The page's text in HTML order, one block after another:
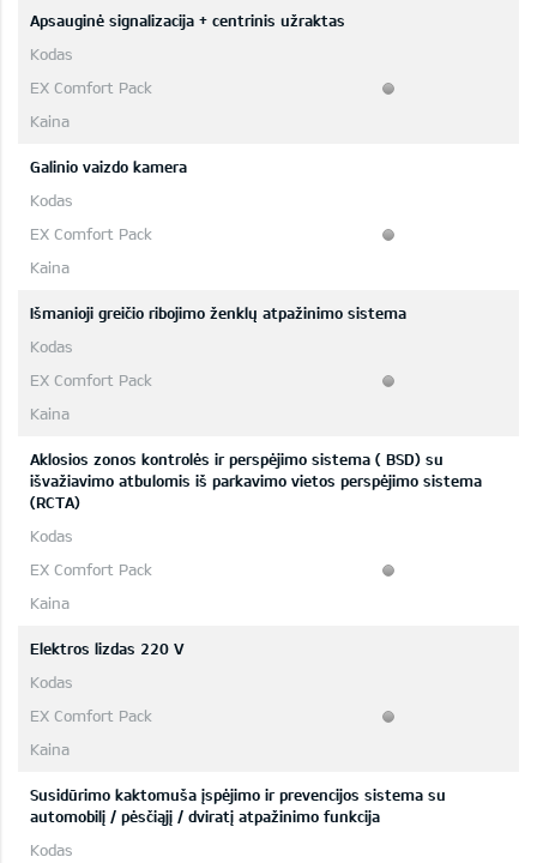
Apsauginė signalizacija + centrinis užraktas
Galinio vaizdo kamera
Išmanioji greičio ribojimo ženklų atpažinimo sistema
Aklosios zonos kontrolės ir perspėjimo sistema ( BSD) su
išvažiavimo atbulomis iš parkavimo vietos perspėjimo sistema
(RCTA)
Elektros lizdas 220 V
Susidūrimo kaktomuša įspėjimo ir prevencijos sistema su
automobilį / pėsčiąjį / dviratį atpažinimo funkcija